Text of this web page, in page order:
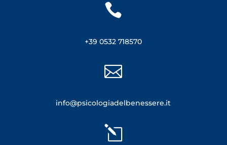

+39 0532 718570

info@psicologiadelbenessere.it
l